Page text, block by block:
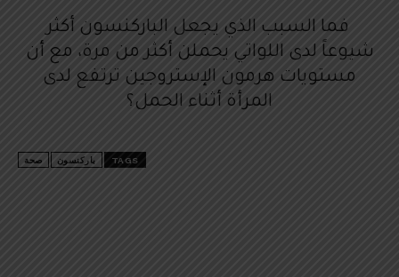
فما السبب الذي يجعل الباركنسون أكثر
شيوعاً لدى اللواتي يحملن أكثر من مرة، مع أن
مستويات هرمون الإستروجين ترتفع لدى
المرأة أثناء الحمل؟
TAGS باركنسون صحة